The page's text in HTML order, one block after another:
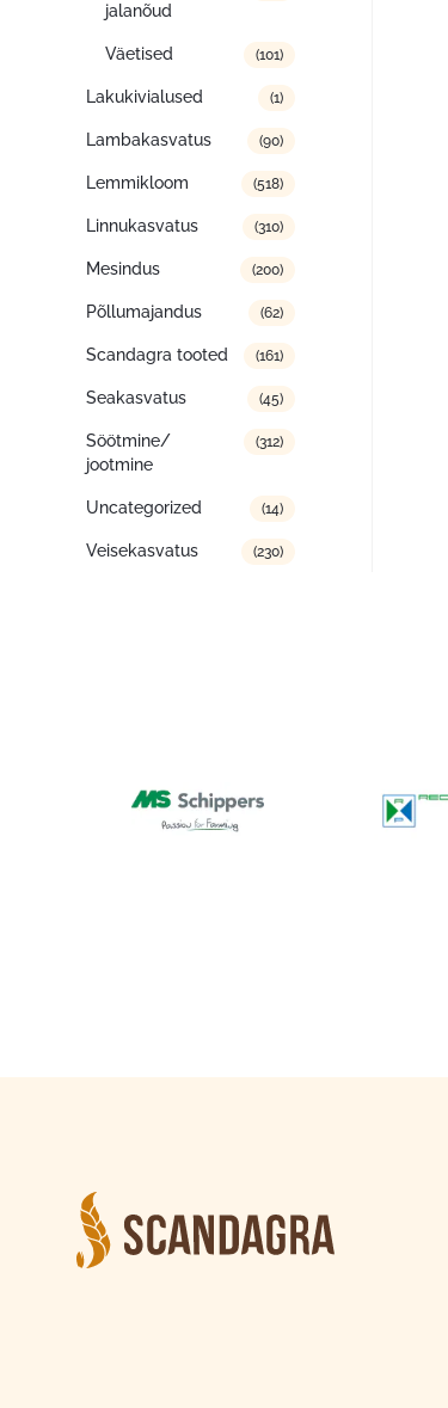
jalanõud
Väetised (101)
Lakukivialused (1)
Lambakasvatus (90)
Lemmikloom (518)
Linnukasvatus (310)
Mesindus (200)
Põllumajandus (62)
Scandagra tooted (161)
Seakasvatus (45)
Söötmine/
jootmine
(312)
Uncategorized (14)
Veisekasvatus (230)